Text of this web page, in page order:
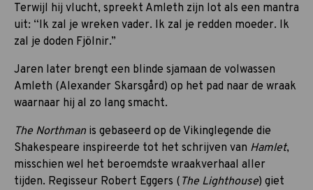
Terwijl hij vlucht, spreekt Amleth zijn lot als een mantra
uit: “Ik zal je wreken vader. Ik zal je redden moeder. Ik
zal je doden Fjölnir.”
Jaren later brengt een blinde sjamaan de volwassen
Amleth (Alexander Skarsgård) op het pad naar de wraak
waarnaar hij al zo lang smacht.
The Northman is gebaseerd op de Vikinglegende die
Shakespeare inspireerde tot het schrijven van Hamlet,
misschien wel het beroemdste wraakverhaal aller
tijden. Regisseur Robert Eggers ( The Lighthouse) giet